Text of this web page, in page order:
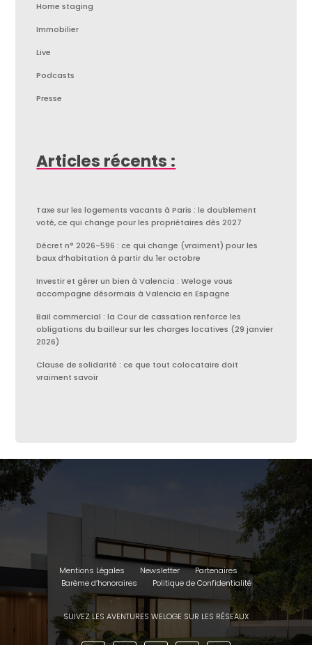
Home staging
Immobilier
Live
Podcasts
Presse
Articles récents :
Taxe sur les logements vacants à Paris : le doublement
voté, ce qui change pour les propriétaires dès 2027
Décret n° 2026-596 : ce qui change (vraiment) pour les
baux d’habitation à partir du 1er octobre
Investir et gérer un bien à Valencia : Weloge vous
accompagne désormais à Valencia en Espagne
Bail commercial : la Cour de cassation renforce les
obligations du bailleur sur les charges locatives (29 janvier
2026)
Clause de solidarité : ce que tout colocataire doit
vraiment savoir
Mentions Légales Newsletter
Partenaires
Barème d’honoraires
Politique de Confidentialité
SUIVEZ LES AVENTURES WELOGE SUR LES RÉSEAUX